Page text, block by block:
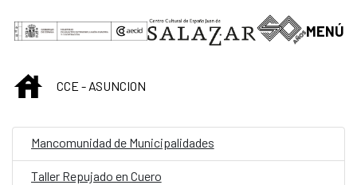
Saltar al contenido principal
MENÚ
INICIOCCE - ASUNCION
Mancomunidad de Municipalidades
Taller Repujado en Cuero